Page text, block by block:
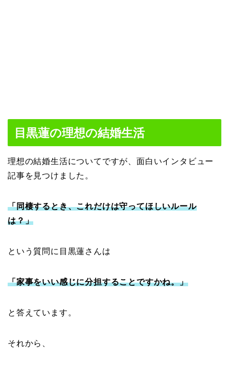
目黒蓮の理想の結婚生活
理想の結婚生活についてですが、面白いインタビュー
記事を見つけました。
「同棲するとき、これだけは守ってほしいルール
は？」
という質問に目黒蓮さんは
「家事をいい感じに分担することですかね。」
と答えています。
それから、